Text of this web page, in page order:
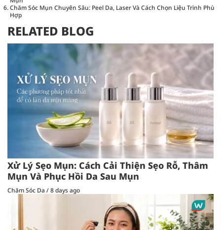
Chăm Sóc Mụn Chuyên Sâu: Peel Da, Laser Và Cách Chọn Liệu Trình Phù
Hợp
RELATED BLOG
Xử Lý Sẹo Mụn: Cách Cải Thiện Sẹo Rỗ, Thâm
Mụn Và Phục Hồi Da Sau Mụn
Chăm Sóc Da /8 days ago